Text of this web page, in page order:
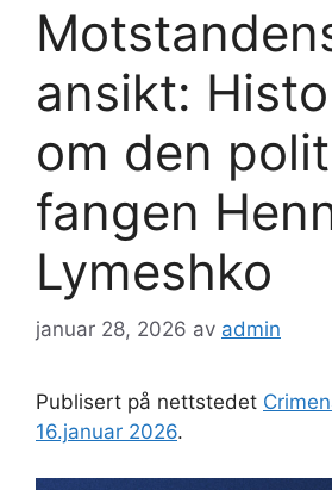
ansikt:
om den
fangen
Lymeshko
januar 28, 2026 av admin
Publisert på nettstedet
16.januar 2026.